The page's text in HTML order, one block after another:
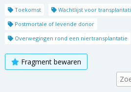
Toekomst
Wachtlijst voor
Postmortale of levende donor
Overwegingen rond een niertransplantatie
Fragment bewaren